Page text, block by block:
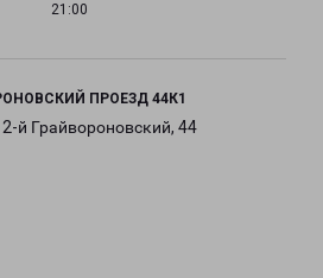
21:00
ПРОЕЗД 44К1
й Грайвороновский, 44